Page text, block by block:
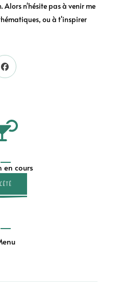
Alors n'hésite pas à venir me
ou à t'inspirer
en cours
L'ÉTÉ